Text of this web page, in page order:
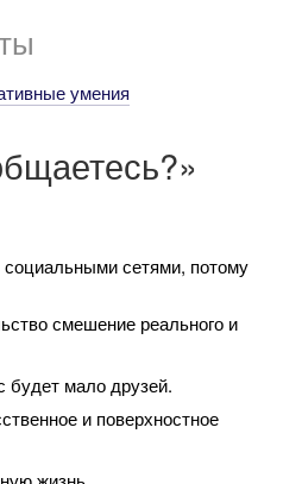
умения
сетями, потому
смешение реального и
будет мало друзей.
и поверхностное